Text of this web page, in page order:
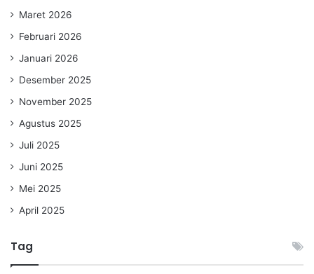
Maret 2026
Februari 2026
Januari 2026
Desember 2025
November 2025
Agustus 2025
Juli 2025
Juni 2025
Mei 2025
April 2025
Tag